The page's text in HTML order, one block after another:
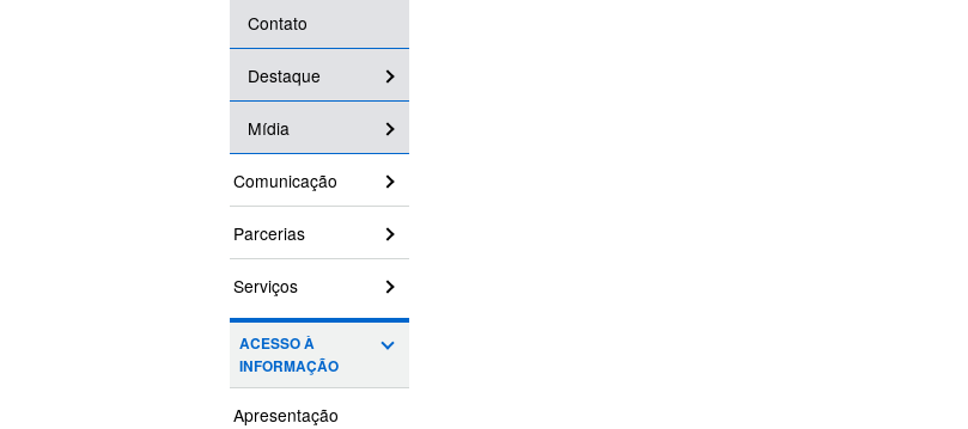
Contato
Destaque
Mídia
Comunicação
Parcerias
Serviços
ACESSO À
INFORMAÇÃO
Apresentação